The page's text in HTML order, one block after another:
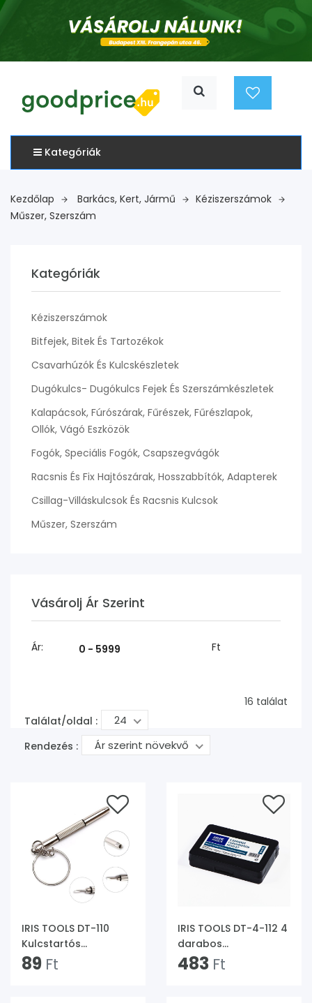
Kategóriák
Kezdőlap Barkács, Kert, Jármű
Kéziszerszámok
Műszer, Szerszám
Kategóriák
Kéziszerszámok
Bitfejek, Bitek És Tartozékok
Csavarhúzók És Kulcskészletek
Dugókulcs- Dugókulcs Fejek És Szerszámkészletek
Kalapácsok, Fúrószárak, Fűrészek, Fűrészlapok,
Ollók, Vágó Eszközök
Fogók, Speciális Fogók, Csapszegvágók
Racsnis És Fix Hajtószárak, Hosszabbítók, Adapterek
Csillag-Villáskulcsok És Racsnis Kulcsok
Műszer, Szerszám
Vásárolj Ár Szerint
Ár: Ft
16 találat
Találat/oldal :
24
Rendezés : Ár szerint növekvő
IRIS TOOLS DT-110
Kulcstartós
csavarhúzó
89 Ft
IRIS TOOLS DT-4-112 4
darabos
csavarkihúzó készlet
483 Ft